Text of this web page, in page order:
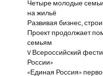
Четыре молодые
на жильё
Развивая бизнес,
Проект продолжает
семьям
V Всероссийский
России»
«Единая Россия»